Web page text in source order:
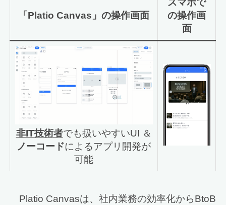
「Platio Canvas」の操作画面
スマホで
の操作画
面
非IT技術者でも扱いやすいUI ＆
ノーコードによるアプリ開発が
可能
Platio Canvasは、社内業務の効率化からBtoB